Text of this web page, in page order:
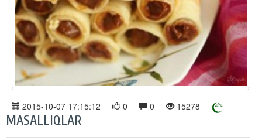
2015-10-07 17:15:12 0 0 15278
MASALLIQLAR